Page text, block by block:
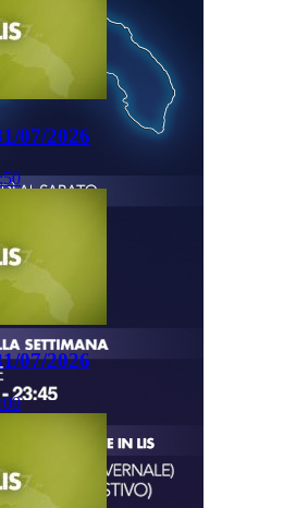
07/2026
07/2026